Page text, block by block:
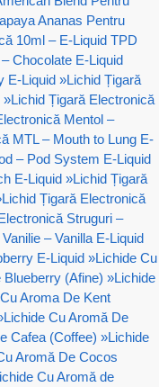
Ananas Pentru
10ml – E-Liquid TPD
Chocolate E-Liquid
E-Liquid »Lichid Țigară
»Lichid Țigară Electronică
Mentol –
MTL – Mouth to Lung E-
– Pod System E-Liquid
E-Liquid »Lichid Țigară
Lichid Țigară Electronică
Struguri –
– Vanilla E-Liquid
E-Liquid »Lichide Cu
(Afine) »Lichide
Aroma De Kent
Lichide Cu Aromă De
Cafea (Coffee) »Lichide
Aromă De Cocos
Cu Aromă de